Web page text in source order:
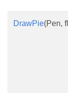
DrawPie(Pen,